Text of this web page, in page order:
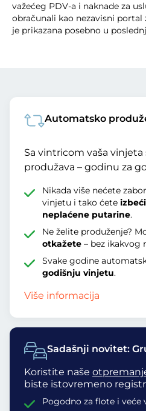
važećeg PDV-a i naknade za
obračunali kao nezavisni portal
je prikazana posebno u
Sadašnji novitet:
Koristite naše
biste istovremeno
Pogodno za flote i veće
Automatsko
Sa vintricom vaša
produžava – godinu za
Nikada više nećete
vinjetu i tako ćete
neplaćene putarine.
Ne želite produženje?
otkažete – bez ikakvog
Svake godine
godišnju vinjetu.
Više informacija